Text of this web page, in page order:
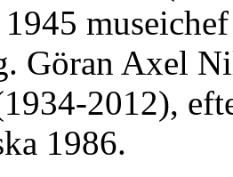
Göran Axel
2012),
1986.